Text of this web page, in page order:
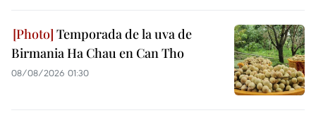
Temporada de la uva de
Birmania Ha Chau en Can Tho
08/08/2026 01:30